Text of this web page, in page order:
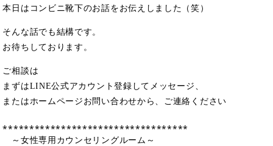
本日はコンビニ靴下のお話をお伝えしました（笑）
そんな話でも結構です。
お待ちしております。
ご相談は
まずはLINE公式アカウント登録してメッセージ、
またはホームページお問い合わせから、ご連絡ください
⁎⁎⁎⁎⁎⁎⁎⁎⁎⁎⁎⁎⁎⁎⁎⁎⁎⁎⁎⁎⁎⁎⁎⁎⁎⁎⁎⁎⁎⁎⁎⁎⁎⁎⁎
～女性専用カウンセリングルーム～